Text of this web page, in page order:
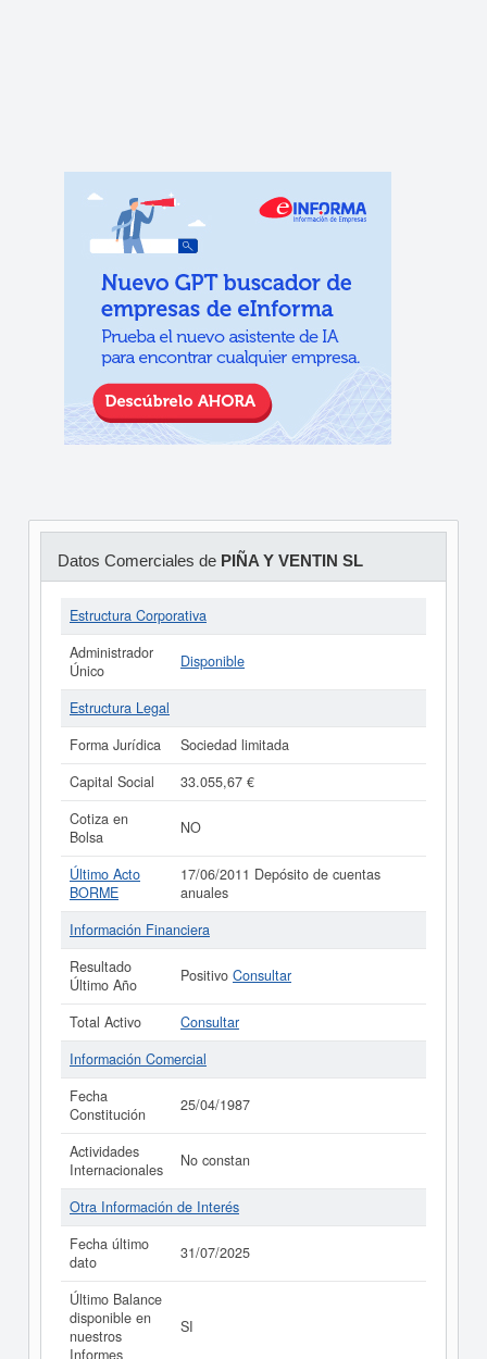
Datos Comerciales de PIÑA Y VENTIN SL
Estructura Corporativa
Administrador
Único
Disponible
Estructura Legal
Forma Jurídica
Sociedad limitada
Capital Social
33.055,67 €
Cotiza en
Bolsa
NO
Último Acto
BORME
17/06/2011 Depósito de cuentas
anuales
Información Financiera
Resultado
Último Año
Positivo Consultar
Total Activo
Consultar
Información Comercial
Fecha
Constitución
25/04/1987
Actividades
Internacionales
No constan
Otra Información de Interés
Fecha último
dato
31/07/2025
Último Balance
disponible en
nuestros
Informes
SI